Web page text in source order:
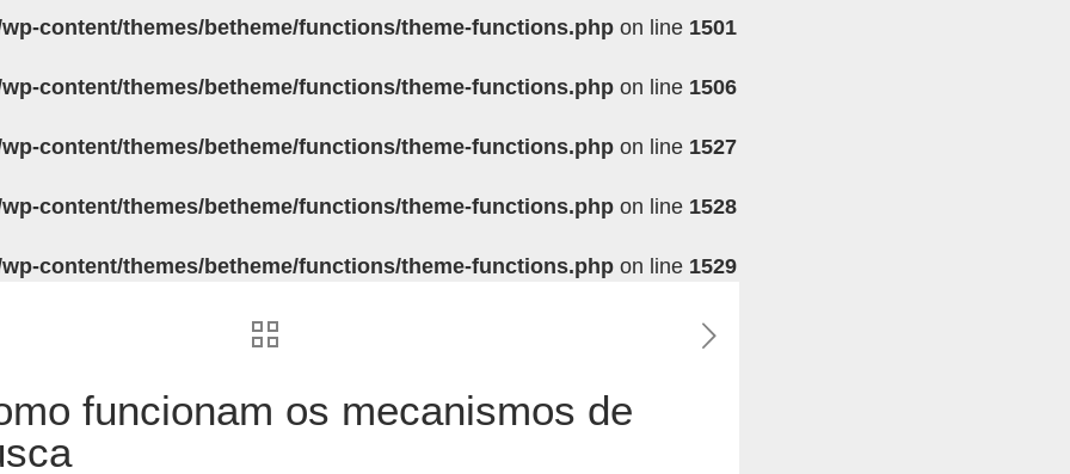
content/themes/betheme/functions/theme-functions.php on line 1501
content/themes/betheme/functions/theme-functions.php on line 1506
content/themes/betheme/functions/theme-functions.php on line 1527
content/themes/betheme/functions/theme-functions.php on line 1528
content/themes/betheme/functions/theme-functions.php on line 1529
funcionam os mecanismos de